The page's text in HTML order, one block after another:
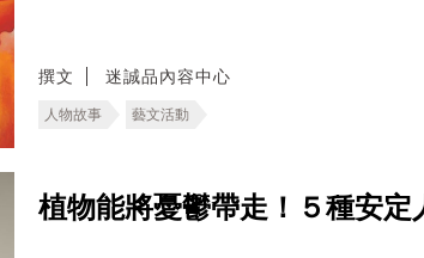
撰文 迷誠品內容中心
人物故事 藝文活動
植物能將憂鬱帶走！５種安